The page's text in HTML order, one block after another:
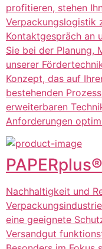
profitieren, stehen
Verpackungslogistik
Kontaktgespräch an
Sie bei der Planung,
unserer
Konzept, das auf
bestehenden
erweiterbaren
Anforderungen
Nachhaltigkeit und
eine geeignete
Versandgut